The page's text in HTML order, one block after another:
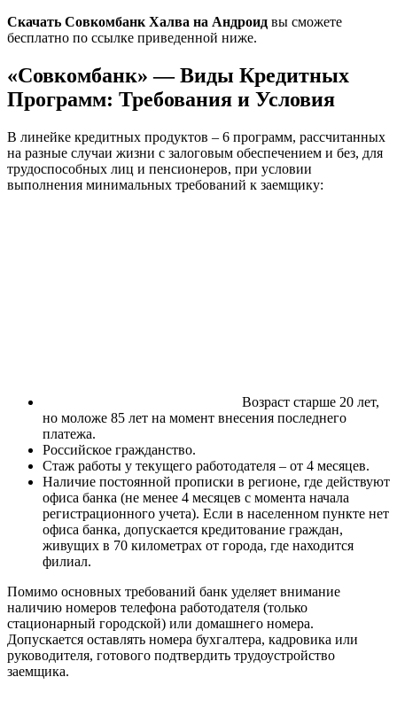
Скачать Совкомбанк Халва на Андроид вы сможете
бесплатно по ссылке приведенной ниже.
«Совкомбанк» — Виды Кредитных
Программ: Требования и Условия
В линейке кредитных продуктов – 6 программ, рассчитанных
на разные случаи жизни с залоговым обеспечением и без, для
трудоспособных лиц и пенсионеров, при условии
выполнения минимальных требований к заемщику:
Возраст старше 20 лет,
но моложе 85 лет на момент внесения последнего
платежа.
Российское гражданство.
Стаж работы у текущего работодателя – от 4 месяцев.
Наличие постоянной прописки в регионе, где действуют
офиса банка (не менее 4 месяцев с момента начала
регистрационного учета). Если в населенном пункте нет
офиса банка, допускается кредитование граждан,
живущих в 70 километрах от города, где находится
филиал.
Помимо основных требований банк уделяет внимание
наличию номеров телефона работодателя (только
стационарный городской) или домашнего номера.
Допускается оставлять номера бухгалтера, кадровика или
руководителя, готового подтвердить трудоустройство
заемщика.